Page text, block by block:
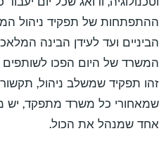
ההתפתחות של תפקיד ניהול
הביניים ועד לעידן הבינה
המשרד של היום הפכו
זהו תפקיד שמשלב ניהול,
שמאחורי כל משרד מתפקד, יש
אחד שמנהל את הכול.